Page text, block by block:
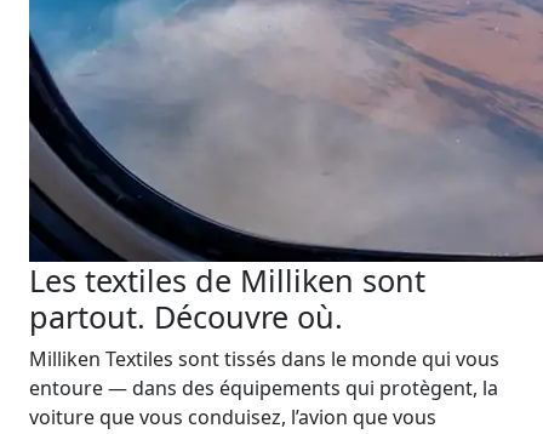
Les textiles de Milliken sont
partout. Découvre où.
Milliken Textiles sont tissés dans le monde qui vous
entoure — dans des équipements qui protègent, la
voiture que vous conduisez, l’avion que vous